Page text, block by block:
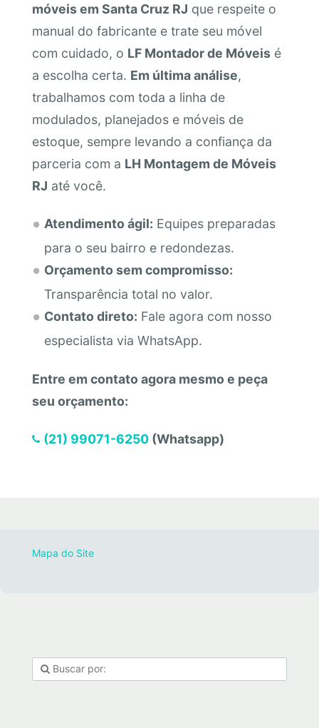
móveis em Santa Cruz RJ que respeite o
manual do fabricante e trate seu móvel
com cuidado, o LF Montador de Móveisé
a escolha certa. Em última análise,
trabalhamos com toda a linha de
modulados, planejados e móveis de
estoque, sempre levando a confiança da
parceria com a LH Montagem de Móveis
RJ até você.
Atendimento ágil: Equipes preparadas
para o seu bairro e redondezas.
Orçamento sem compromisso:
Transparência total no valor.
Contato direto: Fale agora com nosso
especialista via WhatsApp.
Entre em contato agora mesmo e peça
seu orçamento:
(21) 99071-6250(Whatsapp)
Mapa do Site